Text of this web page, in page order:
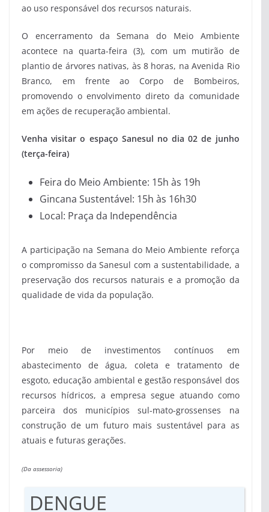
ao uso responsável dos recursos naturais.
O encerramento da Semana do Meio Ambiente
acontece na quarta-feira (3), com um mutirão de
plantio de árvores nativas, às 8 horas, na Avenida Rio
Branco, em frente ao Corpo de Bombeiros,
promovendo o envolvimento direto da comunidade
em ações de recuperação ambiental.
Venha visitar o espaço Sanesul no dia 02 de junho
(terça-feira)
Feira do Meio Ambiente: 15h às 19h
Gincana Sustentável: 15h às 16h30
Local: Praça da Independência
A participação na Semana do Meio Ambiente reforça
o compromisso da Sanesul com a sustentabilidade, a
preservação dos recursos naturais e a promoção da
qualidade de vida da população.
Por meio de investimentos contínuos em
abastecimento de água, coleta e tratamento de
esgoto, educação ambiental e gestão responsável dos
recursos hídricos, a empresa segue atuando como
parceira dos municípios sul-mato-grossenses na
construção de um futuro mais sustentável para as
atuais e futuras gerações.
(Da assessoria)
DENGUE